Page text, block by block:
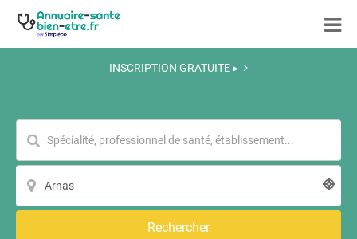
INSCRIPTION GRATUITE ▸
Rechercher